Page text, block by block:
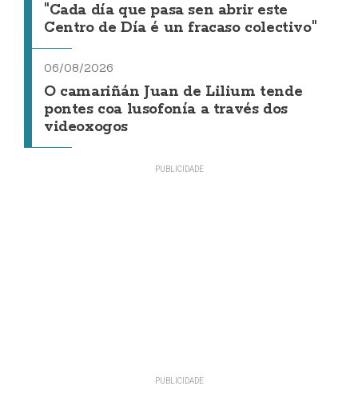
"Cada día que pasa sen abrir este
Centro de Día é un fracaso colectivo"
06/08/2026
O camariñán Juan de Lilium tende
pontes coa lusofonía a través dos
videoxogos